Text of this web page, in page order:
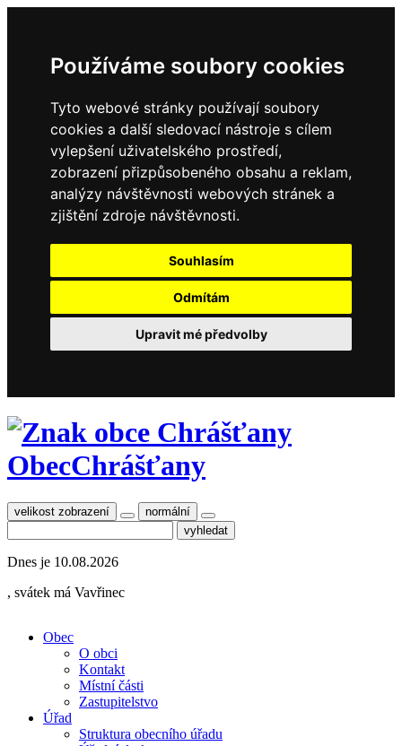
Používáme soubory cookies
Tyto webové stránky používají soubory
cookies a další sledovací nástroje s cílem
vylepšení uživatelského prostředí,
zobrazení přizpůsobeného obsahu a reklam,
analýzy návštěvnosti webových stránek a
zjištění zdroje návštěvnosti.
Souhlasím
Odmítám
Upravit mé předvolby
ObecChrášťany
velikost zobrazení normální
Dnes je 10.08.2026
, svátek má Vavřinec
Obec
O obci
Kontakt
Místní části
Zastupitelstvo
Úřad
Struktura obecního úřadu